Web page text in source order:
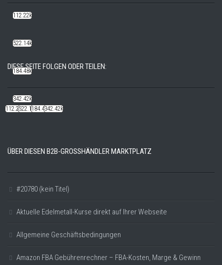
DIESE SEITE FOLGEN ODER TEILEN:
112.22k522.14k184.48k342.42k
ÜBER DIESEN B2B-GROSSHÄNDLER MARKTPLATZ
#20780 (kein Titel)
Aktuelle Edelmetall-Kurse direkt auf Ihrer Webseite
Allgemeine Geschäftsbedingungen
Amazon FBA Gebührenrechner – FBA-Kosten, Marge & Gewinn
112.22k
522.14k
184.48k
342.42k